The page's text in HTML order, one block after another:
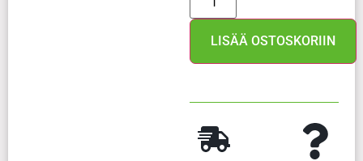
LISÄÄ OSTOSKORIIN